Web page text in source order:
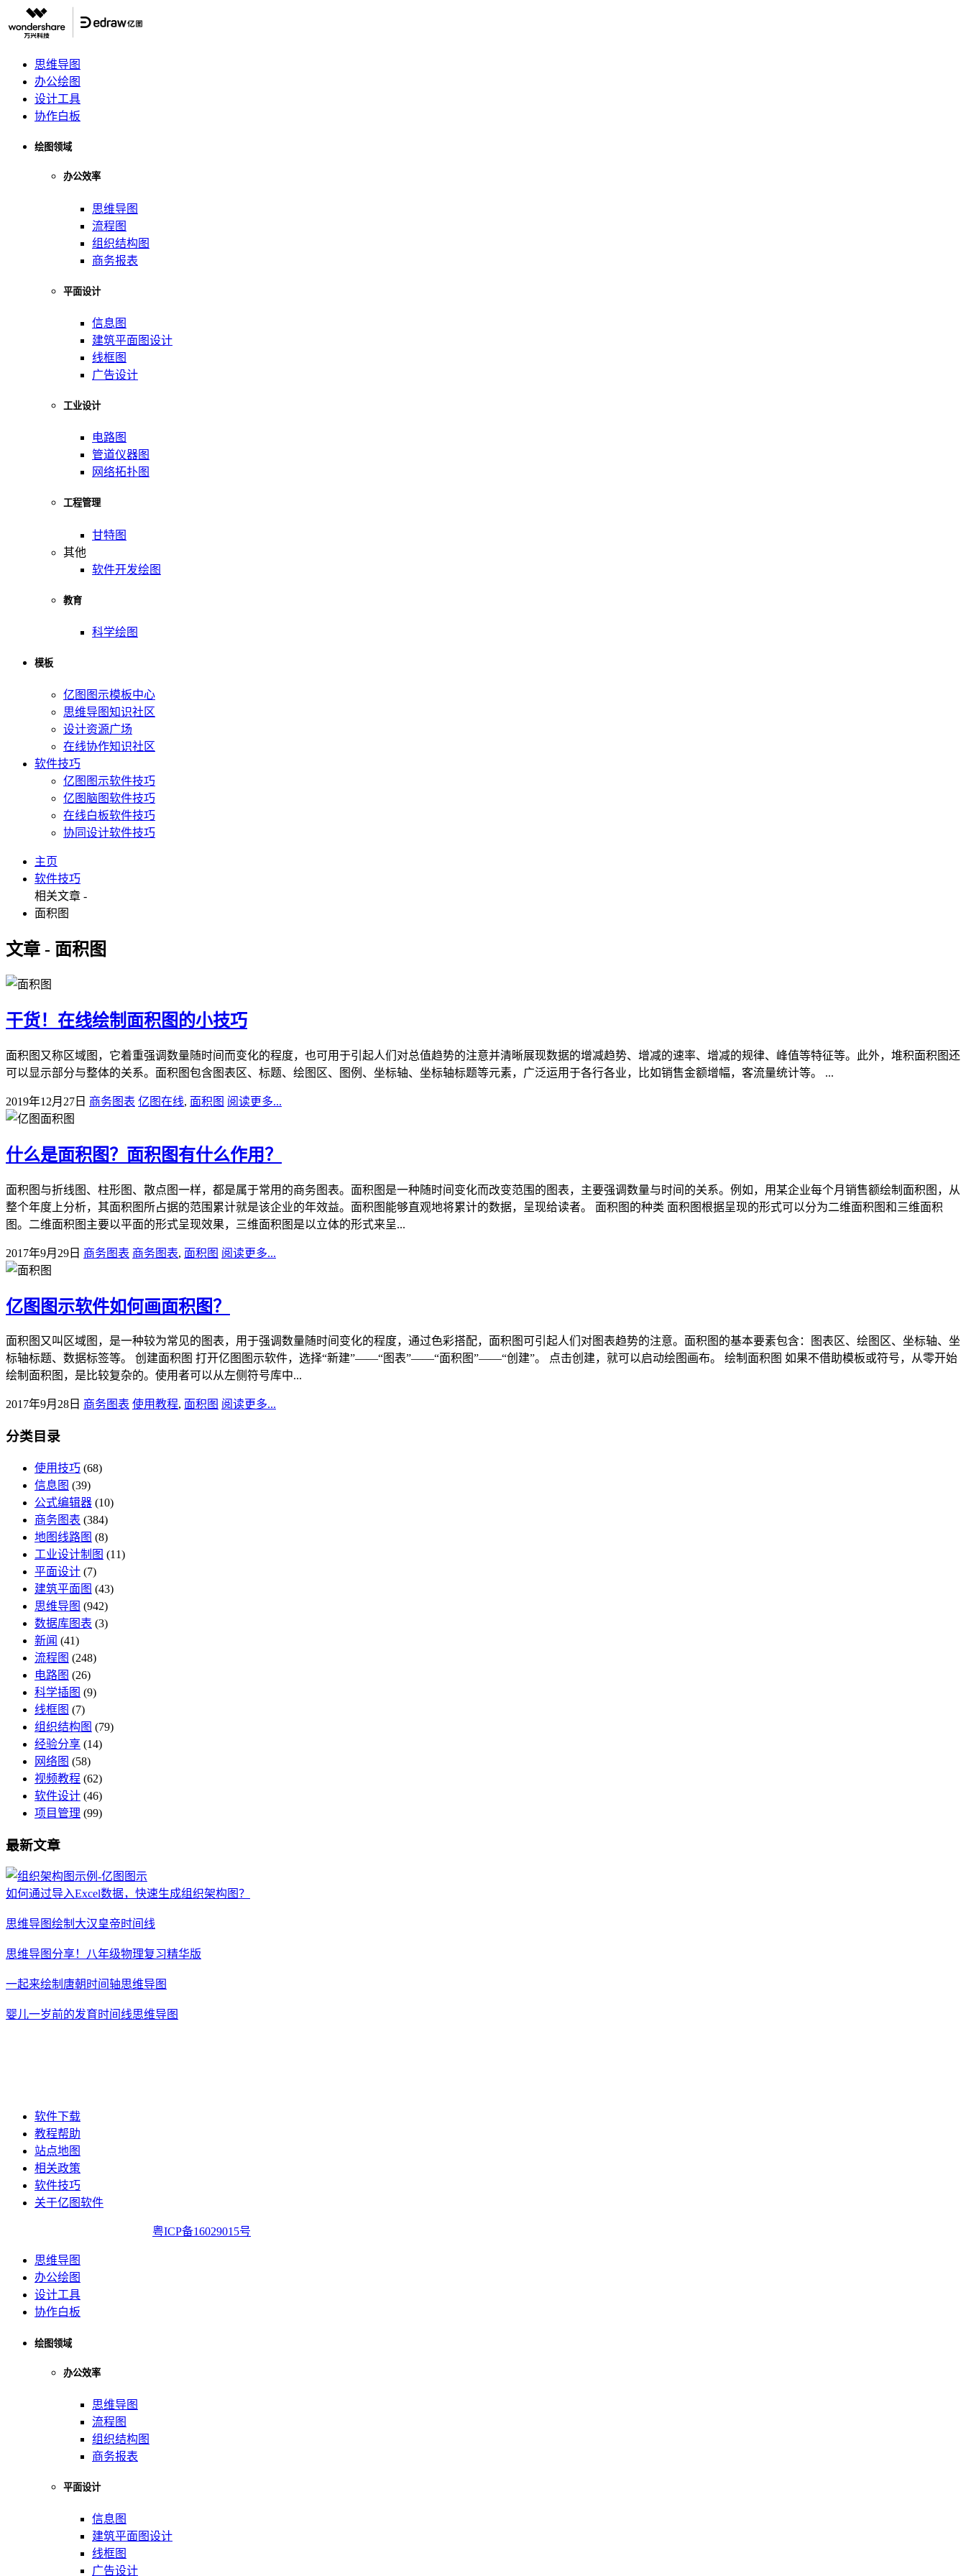
思维导图
办公绘图
设计工具
协作白板
绘图领域
办公效率
思维导图
流程图
组织结构图
商务报表
平面设计
信息图
建筑平面图设计
线框图
广告设计
工业设计
电路图
管道仪器图
网络拓扑图
工程管理
甘特图
其他
软件开发绘图
教育
科学绘图
模板
亿图图示模板中心
思维导图知识社区
设计资源广场
在线协作知识社区
软件技巧
亿图图示软件技巧
亿图脑图软件技巧
在线白板软件技巧
协同设计软件技巧
主页
软件技巧
相关文章 -
面积图
文章 - 面积图
干货！在线绘制面积图的小技巧
面积图又称区域图，它着重强调数量随时间而变化的程度，也可用于引起人们对总值趋势的注意并清晰展现数据的增减趋势、增减的速率、增减的规律、峰值等特征等。此外，堆积面积图还
可以显示部分与整体的关系。面积图包含图表区、标题、绘图区、图例、坐标轴、坐标轴标题等元素，广泛运用于各行各业，比如销售金额增幅，客流量统计等。 ...
2019年12月27日 商务图表 亿图在线, 面积图 阅读更多...
什么是面积图？面积图有什么作用？
面积图与折线图、柱形图、散点图一样，都是属于常用的商务图表。面积图是一种随时间变化而改变范围的图表，主要强调数量与时间的关系。例如，用某企业每个月销售额绘制面积图，从
整个年度上分析，其面积图所占据的范围累计就是该企业的年效益。面积图能够直观地将累计的数据，呈现给读者。 面积图的种类 面积图根据呈现的形式可以分为二维面积图和三维面积
图。二维面积图主要以平面的形式呈现效果，三维面积图是以立体的形式来呈...
2017年9月29日 商务图表 商务图表, 面积图 阅读更多...
亿图图示软件如何画面积图？
面积图又叫区域图，是一种较为常见的图表，用于强调数量随时间变化的程度，通过色彩搭配，面积图可引起人们对图表趋势的注意。面积图的基本要素包含：图表区、绘图区、坐标轴、坐
标轴标题、数据标签等。 创建面积图 打开亿图图示软件，选择“新建”——“图表”——“面积图”——“创建”。 点击创建，就可以启动绘图画布。 绘制面积图 如果不借助模板或符号，从零开始
绘制面积图，是比较复杂的。使用者可以从左侧符号库中...
2017年9月28日 商务图表 使用教程, 面积图 阅读更多...
分类目录
使用技巧 (68)
信息图 (39)
公式编辑器 (10)
商务图表 (384)
地图线路图 (8)
工业设计制图 (11)
平面设计 (7)
建筑平面图 (43)
思维导图 (942)
数据库图表 (3)
新闻 (41)
流程图 (248)
电路图 (26)
科学插图 (9)
线框图 (7)
组织结构图 (79)
经验分享 (14)
网络图 (58)
视频教程 (62)
软件设计 (46)
项目管理 (99)
最新文章
如何通过导入Excel数据，快速生成组织架构图？
思维导图绘制大汉皇帝时间线
思维导图分享！八年级物理复习精华版
一起来绘制唐朝时间轴思维导图
婴儿一岁前的发育时间线思维导图
软件下载
教程帮助
站点地图
相关政策
软件技巧
关于亿图软件
粤ICP备16029015号
思维导图
办公绘图
设计工具
协作白板
绘图领域
办公效率
思维导图
流程图
组织结构图
商务报表
平面设计
信息图
建筑平面图设计
线框图
广告设计